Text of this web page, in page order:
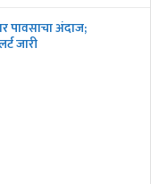
पावसाचा अंदाज;
जारी